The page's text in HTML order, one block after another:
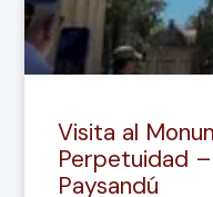
Visita al
Perpetuidad
Paysandú